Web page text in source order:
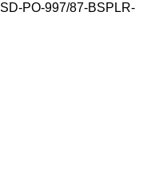
PO-997/87-BSPLR-